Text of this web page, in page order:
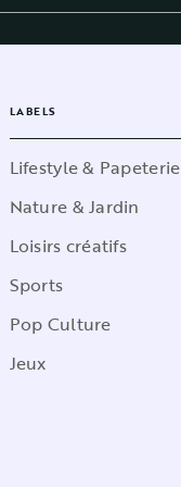
LABELS
Lifestyle & Papeterie
Nature & Jardin
Loisirs créatifs
Sports
Pop Culture
Jeux